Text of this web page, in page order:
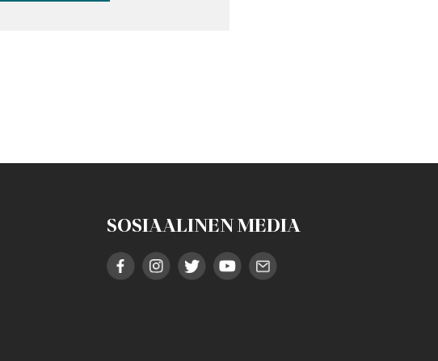
SOSIAALINEN MEDIA